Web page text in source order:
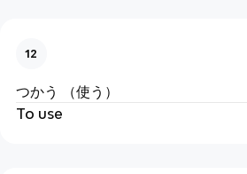
12
つかう （使う）
To use